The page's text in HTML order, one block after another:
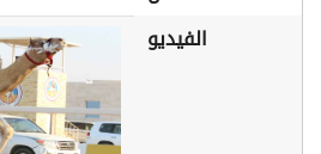
الفيديو